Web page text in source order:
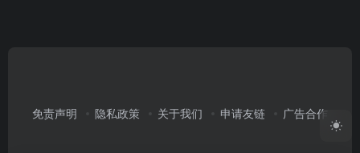
免责声明 隐私政策 关于我们 申请友链 广告合作